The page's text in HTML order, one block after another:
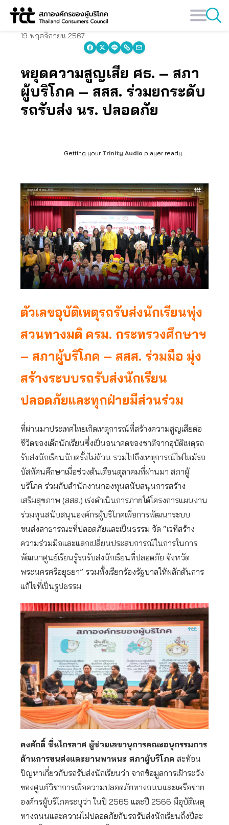
Skip
19 พฤศจิกายน 2567
หยุดความสูญเสีย ศธ. – สภา
ผู้บริโภค – สสส. ร่วมยกระดับ
รถรับส่ง นร. ปลอดภัย
Getting your Trinity Audio player ready...
ตัวเลขอุบัติเหตุรถรับส่งนักเรียนพุ่ง
สวนทางมติ ครม. กระทรวงศึกษาฯ
– สภาผู้บริโภค – สสส. ร่วมมือ มุ่ง
สร้างระบบรถรับส่งนักเรียน
ปลอดภัยและทุกฝ่ายมีส่วนร่วม
ที่ผ่านมาประเทศไทยเกิดเหตุการณ์ที่สร้างความสูญเสียต่อ
ชีวิตของเด็กนักเรียนซึ่งเป็นอนาคตของชาติจากอุบัติเหตุรถ
รับส่งนักเรียนนับครั้งไม่ถ้วน รวมไปถึงเหตุการณ์ไฟไหม้รถ
บัสทัศนศึกษาเมื่อช่วงต้นเดือนตุลาคมที่ผ่านมา สภาผู้
บริโภค ร่วมกับสำนักงานกองทุนสนับสนุนการสร้าง
เสริมสุขภาพ (สสส.) เร่งดำเนินการภายใต้โครงการแผนงาน
ร่วมทุนสนับสนุนองค์กรผู้บริโภคเพื่อการพัฒนาระบบ
ขนส่งสาธารณะที่ปลอดภัยและเป็นธรรม จัด “เวทีสร้าง
ความร่วมมือและแลกเปลี่ยนประสบการณ์ในการในการ
พัฒนาศูนย์เรียนรู้รถรับส่งนักเรียนที่ปลอดภัย จังหวัด
พระนครศรีอยุธยา” รวมทั้งเรียกร้องรัฐบาลให้ผลักดันการ
แก้ไขที่เป็นรูปธรรม
คงศักดิ์ ชื่นไกรลาศ ผู้ช่วยเลขานุการคณะอนุกรรมการ
ด้านการขนส่งและยานพาหนะ สภาผู้บริโภค สะท้อน
ปัญหาเกี่ยวกับรถรับส่งนักเรียนว่า จากข้อมูลการเฝ้าระวัง
ของศูนย์วิชาการเพื่อความปลอดภัยทางถนนและเครือข่าย
องค์กรผู้บริโภคระบุว่า ในปี 2565 และปี 2566 มีอุบัติเหตุ
ทางถนนและความไม่ปลอดภัยกับรถรับส่งนักเรียนถึงปีละ